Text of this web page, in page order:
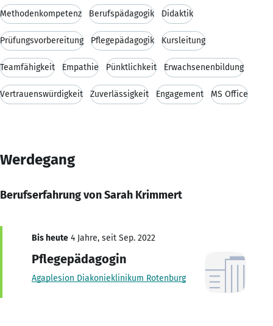
Methodenkompetenz Berufspädagogik Didaktik
Prüfungsvorbereitung Pflegepädagogik Kursleitung
Teamfähigkeit Empathie Pünktlichkeit Erwachsenenbildung
Vertrauenswürdigkeit Zuverlässigkeit Engagement MS Office
Werdegang
Berufserfahrung von Sarah Krimmert
Bis heute 4 Jahre, seit Sep. 2022
Pflegepädagogin
Agaplesion Diakonieklinikum Rotenburg